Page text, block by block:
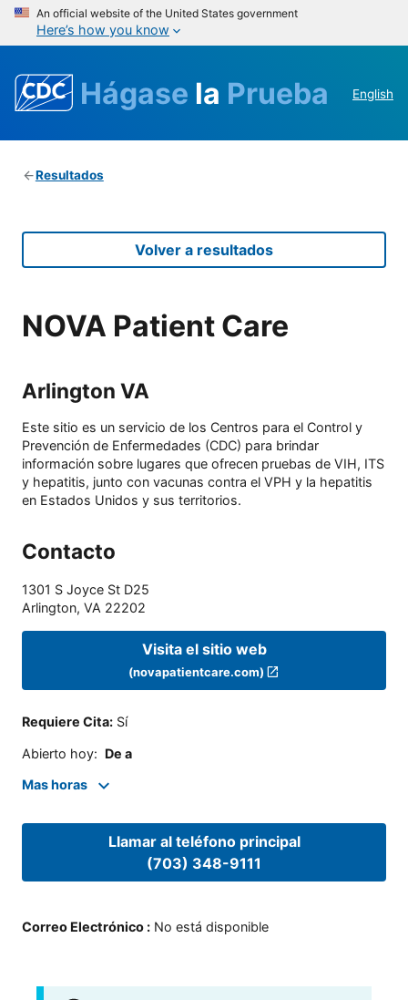
An official website of the United States government
Here’s how you know
Hágase la Prueba English
Resultados
Volver a resultados
NOVA Patient Care
Arlington VA
Este sitio es un servicio de los Centros para el Control y
Prevención de Enfermedades (CDC) para brindar
información sobre lugares que ofrecen pruebas de VIH, ITS
y hepatitis, junto con vacunas contra el VPH y la hepatitis
en Estados Unidos y sus territorios.
Contacto
1301 S Joyce St D25
Arlington, VA 22202
Visita el sitio web
(novapatientcare.com)
Requiere Cita: Sí
Abierto hoy: De a
Mas horas
Llamar al teléfono principal
(703) 348-9111
Correo Electrónico : No está disponible